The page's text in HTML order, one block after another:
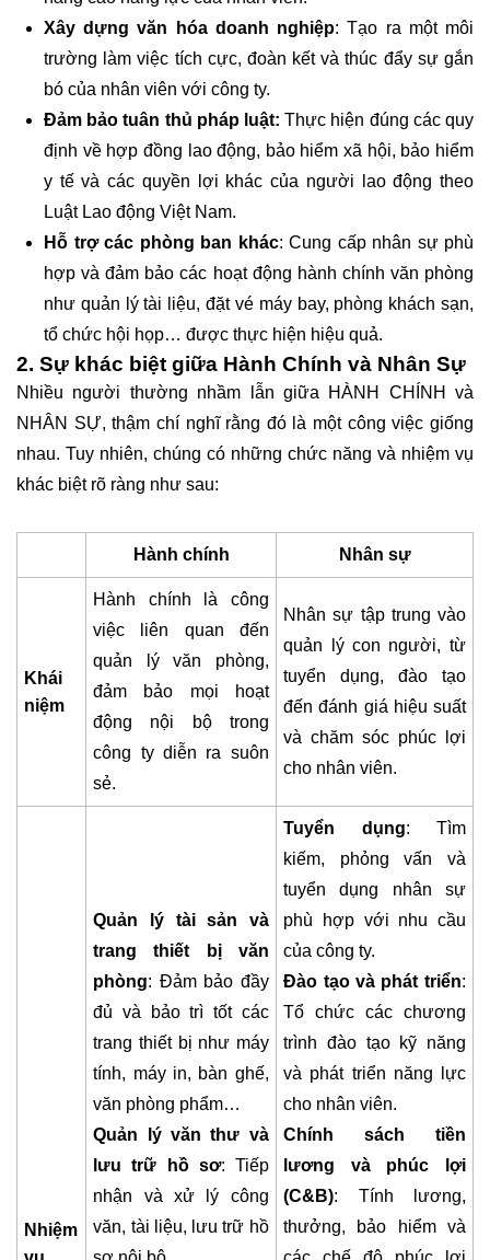
Xây dựng văn hóa doanh nghiệp: Tạo ra một môi
trường làm việc tích cực, đoàn kết và thúc đẩy sự gắn
bó của nhân viên với công ty.
Đảm bảo tuân thủ pháp luật: Thực hiện đúng các quy
định về hợp đồng lao động, bảo hiểm xã hội, bảo hiểm
y tế và các quyền lợi khác của người lao động theo
Luật Lao động Việt Nam.
Hỗ trợ các phòng ban khác: Cung cấp nhân sự phù
hợp và đảm bảo các hoạt động hành chính văn phòng
như quản lý tài liệu, đặt vé máy bay, phòng khách sạn,
tổ chức hội họp… được thực hiện hiệu quả.
2. Sự khác biệt giữa Hành Chính và Nhân Sự
Nhiều người thường nhầm lẫn giữa HÀNH CHÍNH và
NHÂN SỰ, thậm chí nghĩ rằng đó là một công việc giống
nhau. Tuy nhiên, chúng có những chức năng và nhiệm vụ
khác biệt rõ ràng như sau:
Hành chính Nhân sự
Khái
niệm
Hành chính là công
việc liên quan đến
quản lý văn phòng,
đảm bảo mọi hoạt
động nội bộ trong
công ty diễn ra suôn
sẻ.
Nhân sự tập trung vào
quản lý con người, từ
tuyển dụng, đào tạo
đến đánh giá hiệu suất
và chăm sóc phúc lợi
cho nhân viên.
Nhiệm
Quản lý tài sản và
trang thiết bị văn
phòng: Đảm bảo đầy
đủ và bảo trì tốt các
trang thiết bị như máy
tính, máy in, bàn ghế,
văn phòng phẩm…
Quản lý văn thư và
lưu trữ hồ sơ: Tiếp
nhận và xử lý công
văn, tài liệu, lưu trữ hồ
Tuyển dụng: Tìm
kiếm, phỏng vấn và
tuyển dụng nhân sự
phù hợp với nhu cầu
của công ty.
Đào tạo và phát triển:
Tổ chức các chương
trình đào tạo kỹ năng
và phát triển năng lực
cho nhân viên.
Chính sách tiền
lương và phúc lợi
(C&B): Tính lương,
thưởng, bảo hiểm và